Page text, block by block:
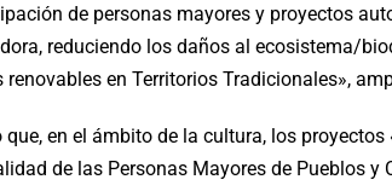
de personas mayores y proyectos
reduciendo los daños al ecosistema/
renovables en Territorios Tradicionales»,
que, en el ámbito de la cultura, los
de las Personas Mayores de Pueblos